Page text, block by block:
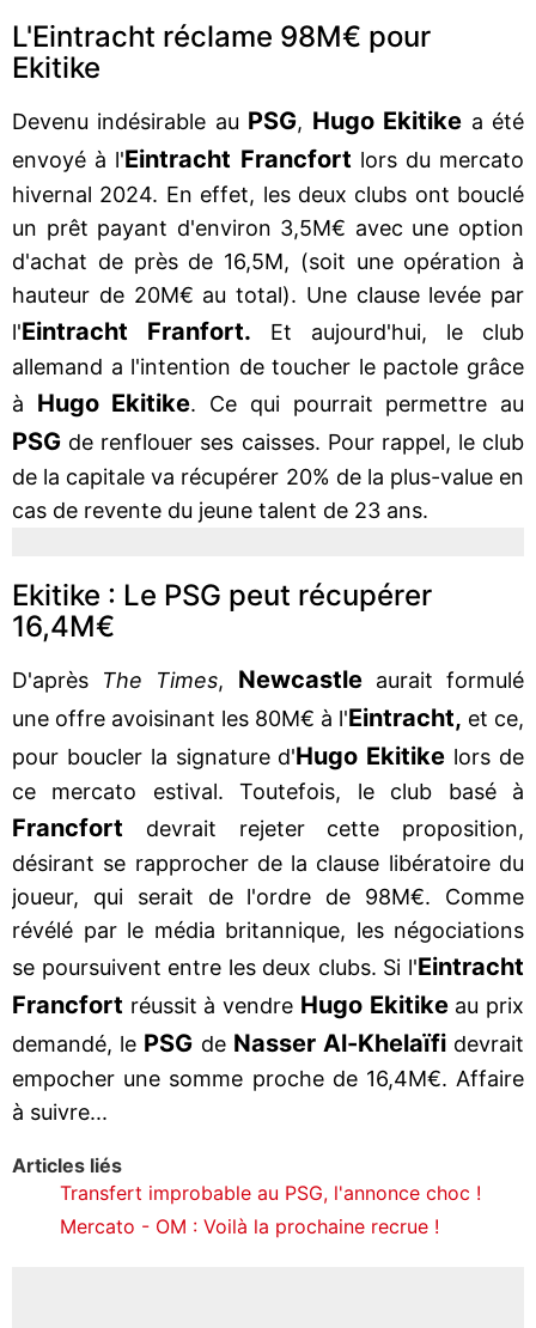
L'Eintracht réclame 98M€ pour
Ekitike
Devenu indésirable au PSG, Hugo Ekitike a été
envoyé à l'Eintracht Francfort lors du mercato
hivernal 2024. En effet, les deux clubs ont bouclé
un prêt payant d'environ 3,5M€ avec une option
d'achat de près de 16,5M, (soit une opération à
hauteur de 20M€ au total). Une clause levée par
l'Eintracht Franfort. Et aujourd'hui, le club
allemand a l'intention de toucher le pactole grâce
à Hugo Ekitike. Ce qui pourrait permettre au
PSG de renflouer ses caisses. Pour rappel, le club
de la capitale va récupérer 20% de la plus-value en
cas de revente du jeune talent de 23 ans.
Ekitike : Le PSG peut récupérer
16,4M€
D'après The Times, Newcastle aurait formulé
une offre avoisinant les 80M€ à l'Eintracht, et ce,
pour boucler la signature d'Hugo Ekitike lors de
ce mercato estival. Toutefois, le club basé à
Francfort
devrait rejeter cette proposition,
désirant se rapprocher de la clause libératoire du
joueur, qui serait de l'ordre de 98M€. Comme
révélé par le média britannique, les négociations
se poursuivent entre les deux clubs. Si l'Eintracht
Francfort réussit à vendre Hugo Ekitike au prix
demandé, le PSG de Nasser Al-Khelaïfi devrait
empocher une somme proche de 16,4M€. Affaire
à suivre...
Articles liés
Transfert improbable au PSG, l'annonce choc !
Mercato - OM : Voilà la prochaine recrue !